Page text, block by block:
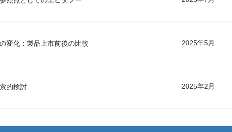
変化：製品上市前後の比較 2025年5月
的検討 2025年2月